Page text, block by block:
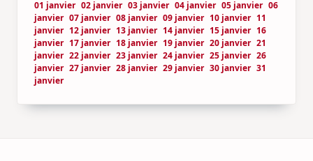
01 janvier 02 janvier 03 janvier 04 janvier 05 janvier 06
janvier 07 janvier 08 janvier 09 janvier 10 janvier 11
janvier 12 janvier 13 janvier 14 janvier 15 janvier 16
janvier 17 janvier 18 janvier 19 janvier 20 janvier 21
janvier 22 janvier 23 janvier 24 janvier 25 janvier 26
janvier 27 janvier 28 janvier 29 janvier 30 janvier 31
janvier